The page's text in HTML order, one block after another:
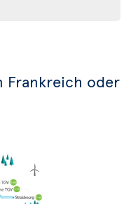
Frankreich oder